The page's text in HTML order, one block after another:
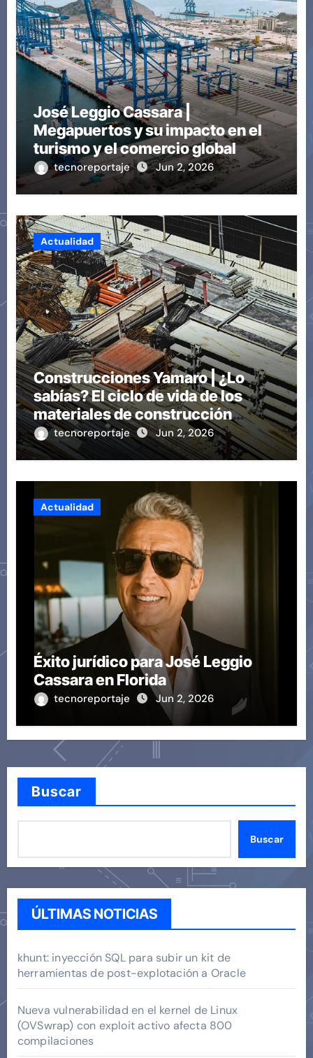
José Leggio Cassara |
Megapuertos y su impacto en el
turismo y el comercio global
tecnoreportaje Jun 2, 2026
Actualidad
Construcciones Yamaro | ¿Lo
sabías? El ciclo de vida de los
materiales de construcción
revoluciona eficiencia en
proyectos modernos
tecnoreportaje Jun 2, 2026
Actualidad
Éxito jurídico para José Leggio
Cassara en Florida
tecnoreportaje Jun 2, 2026
Buscar
Buscar
ÚLTIMAS NOTICIAS
khunt: inyección SQL para subir un kit de
herramientas de post-explotación a Oracle
Nueva vulnerabilidad en el kernel de Linux
(OVSwrap) con exploit activo afecta 800
compilaciones